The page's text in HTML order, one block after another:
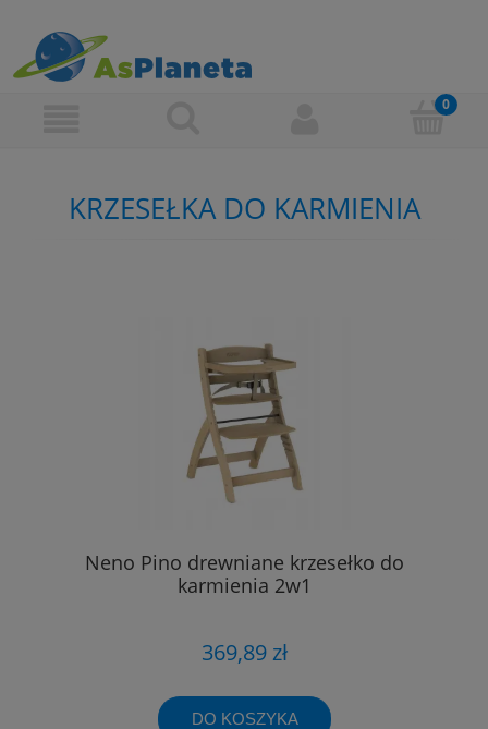
KRZESEŁKA DO KARMIENIA
Neno Pino drewniane krzesełko do
karmienia 2w1
369,89 zł
DO KOSZYKA